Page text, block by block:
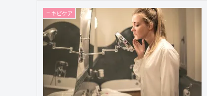
ニキビケア